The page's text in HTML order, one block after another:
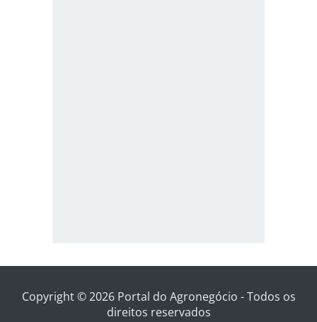
Copyright © 2026 Portal do Agronegócio - Todos os
direitos reservados